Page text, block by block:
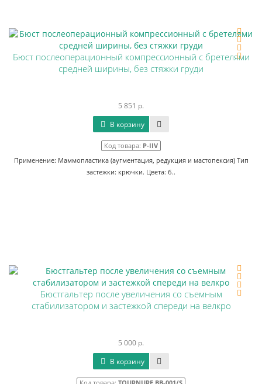
Бюст послеоперационный компрессионный с бретелями
средней ширины, без стяжки груди
5 851 р.
В корзину
Код товара: P-IIV
Применение: Маммопластика (аугментация, редукция и мастопексия) Тип
застежки: крючки. Цвета: б..
Бюстгальтер после увеличения со съемным
стабилизатором и застежкой спереди на велкро
5 000 р.
В корзину